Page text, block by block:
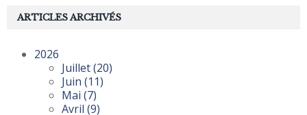
ARTICLES ARCHIVÉS
2026
Juillet(20)
Juin (11)
Mai (7)
Avril (9)